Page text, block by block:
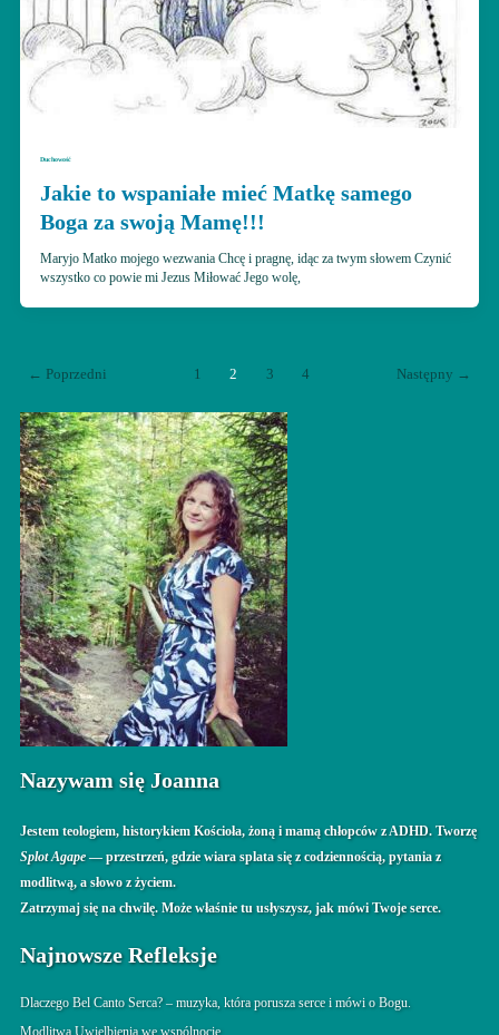
Duchowość
Jakie to wspaniałe mieć Matkę samego
Boga za swoją Mamę!!!
Maryjo Matko mojego wezwania Chcę i pragnę, idąc za twym słowem Czynić
wszystko co powie mi Jezus Miłować Jego wolę,
← Poprzedni 1 2 3 4 Następny →
Nazywam się Joanna
Jestem teologiem, historykiem Kościoła, żoną i mamą chłopców z ADHD. Tworzę
Splot Agape— przestrzeń, gdzie wiara splata się z codziennością, pytania z
modlitwą, a słowo z życiem.
Zatrzymaj się na chwilę. Może właśnie tu usłyszysz, jak mówi Twoje serce.
Najnowsze Refleksje
Dlaczego Bel Canto Serca? – muzyka, która porusza serce i mówi o Bogu.
Modlitwa Uwielbienia we wspólnocie